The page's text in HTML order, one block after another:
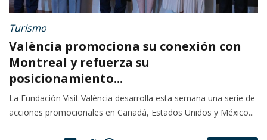
Turismo
València promociona su conexión con
Montreal y refuerza su
posicionamiento...
La Fundación Visit València desarrolla esta semana una serie de
acciones promocionales en Canadá, Estados Unidos y México...